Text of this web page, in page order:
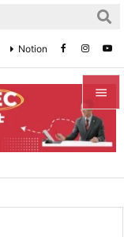


メニュ

Notion